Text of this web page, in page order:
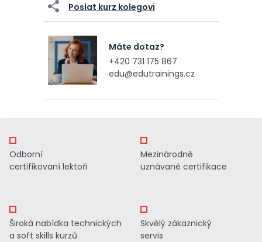
Poslat kurz kolegovi
Máte dotaz?
+420 731 175 867
edu@edutrainings.cz
Odborní
certifikovaní lektoři
Mezinárodně
uznávané certifikace
Široká nabídka technických
a soft skills kurzů
Skvělý zákaznický
servis